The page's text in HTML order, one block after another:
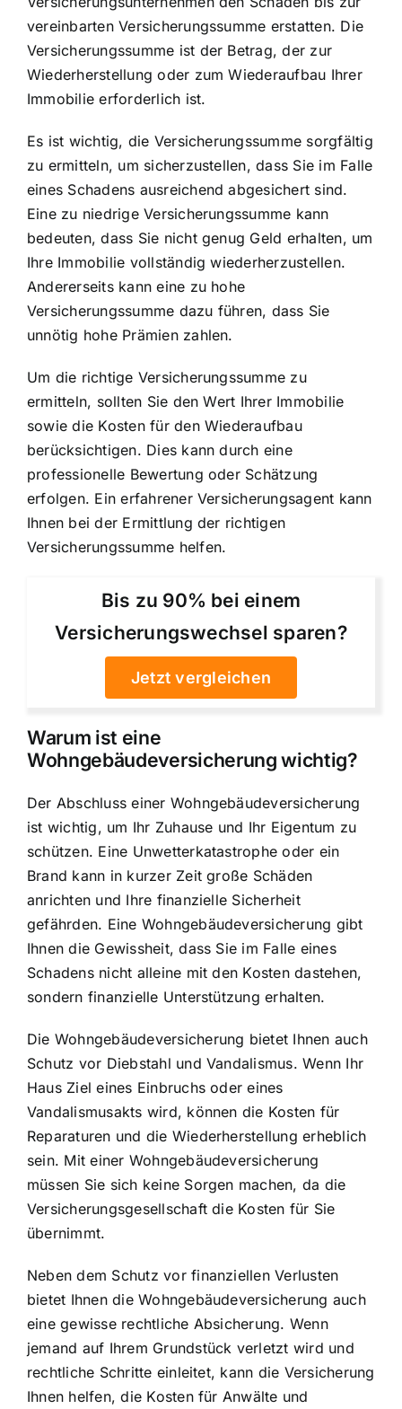
vereinbarten Versicherungssumme erstatten. Die
Versicherungssumme ist der Betrag, der zur
Wiederherstellung oder zum Wiederaufbau Ihrer
Immobilie erforderlich ist.
Es ist wichtig, die Versicherungssumme sorgfältig
zu ermitteln, um sicherzustellen, dass Sie im Falle
eines Schadens ausreichend abgesichert sind.
Eine zu niedrige Versicherungssumme kann
bedeuten, dass Sie nicht genug Geld erhalten, um
Ihre Immobilie vollständig wiederherzustellen.
Andererseits kann eine zu hohe
Versicherungssumme dazu führen, dass Sie
unnötig hohe Prämien zahlen.
Um die richtige Versicherungssumme zu
ermitteln, sollten Sie den Wert Ihrer Immobilie
sowie die Kosten für den Wiederaufbau
berücksichtigen. Dies kann durch eine
professionelle Bewertung oder Schätzung
erfolgen. Ein erfahrener Versicherungsagent kann
Ihnen bei der Ermittlung der richtigen
Versicherungssumme helfen.
Bis zu 90% bei einem
Versicherungswechsel sparen?
Jetzt vergleichen
Warum ist eine
Wohngebäudeversicherung wichtig?
Der Abschluss einer Wohngebäudeversicherung
ist wichtig, um Ihr Zuhause und Ihr Eigentum zu
schützen. Eine Unwetterkatastrophe oder ein
Brand kann in kurzer Zeit große Schäden
anrichten und Ihre finanzielle Sicherheit
gefährden. Eine Wohngebäudeversicherung gibt
Ihnen die Gewissheit, dass Sie im Falle eines
Schadens nicht alleine mit den Kosten dastehen,
sondern finanzielle Unterstützung erhalten.
Die Wohngebäudeversicherung bietet Ihnen auch
Schutz vor Diebstahl und Vandalismus. Wenn Ihr
Haus Ziel eines Einbruchs oder eines
Vandalismusakts wird, können die Kosten für
Reparaturen und die Wiederherstellung erheblich
sein. Mit einer Wohngebäudeversicherung
müssen Sie sich keine Sorgen machen, da die
Versicherungsgesellschaft die Kosten für Sie
übernimmt.
Neben dem Schutz vor finanziellen Verlusten
bietet Ihnen die Wohngebäudeversicherung auch
eine gewisse rechtliche Absicherung. Wenn
jemand auf Ihrem Grundstück verletzt wird und
rechtliche Schritte einleitet, kann die Versicherung
Ihnen helfen, die Kosten für Anwälte und